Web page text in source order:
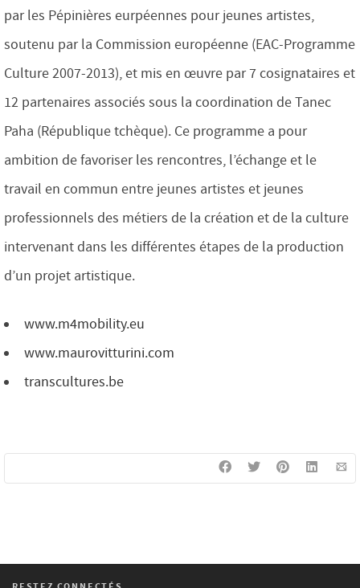
par les Pépinières eurpéennes pour jeunes artistes,
soutenu par la Commission européenne (EAC-Programme
Culture 2007-2013), et mis en œuvre par 7 cosignataires et
12 partenaires associés sous la coordination de Tanec
Paha (République tchèque). Ce programme a pour
ambition de favoriser les rencontres, l’échange et le
travail en commun entre jeunes artistes et jeunes
professionnels des métiers de la création et de la culture
intervenant dans les différentes étapes de la production
d’un projet artistique.
www.m4mobility.eu
www.maurovitturini.com
transcultures.be